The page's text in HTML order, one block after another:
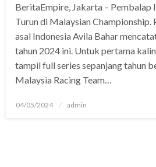
BeritaEmpire, Jakarta – Pembalap
Turun di Malaysian
asal Indonesia Avila Bahar
tahun 2024 ini. Untuk pertama
tampil full series sepanjang tahun
Malaysia Racing Team…
Posted
04/05/2024 admin